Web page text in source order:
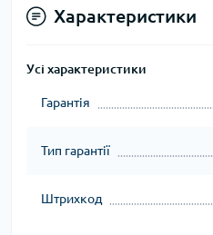
Характеристики
Усі характеристики
Гарантія
Тип гарантії
Штрихкод